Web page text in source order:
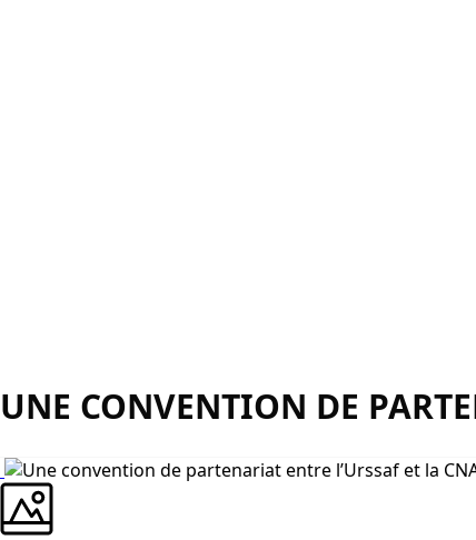
UNE CONVENTION DE